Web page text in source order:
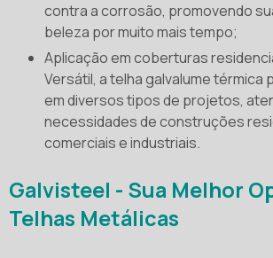
contra a corrosão, promovendo
beleza por muito mais tempo;
Aplicação em coberturas
Versátil, a telha galvalume térmica
em diversos tipos de projetos,
necessidades de construções
comerciais e industriais.
Galvisteel - Sua Melhor
Telhas Metálicas